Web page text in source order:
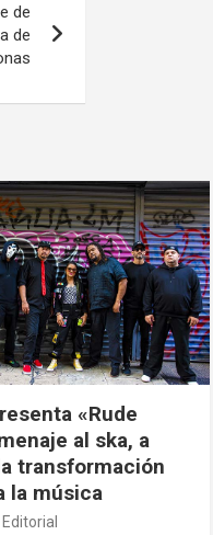
de
de
«Rude
al ska, a
transformación
la música
Editorial